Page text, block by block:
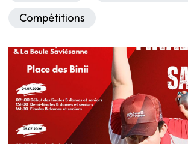
Compétitions